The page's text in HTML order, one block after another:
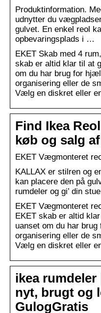
Produktinformation.
udnytter du
gulvet. En enkel reol
opbevaringsplads i …
EKET Skab med 4
skab er altid klar til at
om du har brug for
organisering eller de
Vælg en diskret eller
Find Ikea
køb og salg
EKET Vægmonteret
KALLAX er stilren og
kan placere den på
rumdeler og gi’ din
EKET Vægmonteret
EKET skab er altid
uanset om du har
organisering eller de
Vælg en diskret eller
ikea
nyt, brugt og
GulogGratis